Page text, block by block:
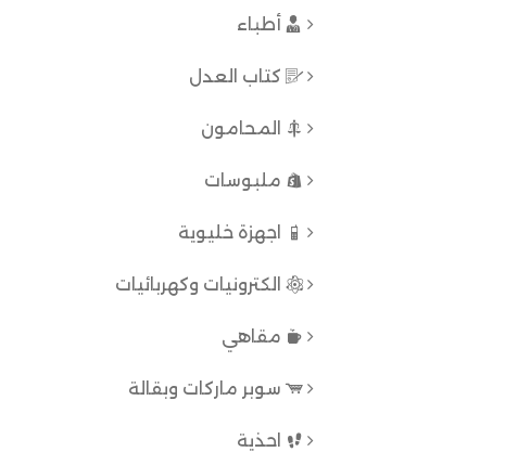
أطباء
كتاب العدل
المحامون
ملبوسات
اجهزة خليوية
الكترونيات وكهربائيات
مقاهي
سوبر ماركات وبقالة
احذية